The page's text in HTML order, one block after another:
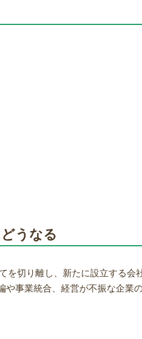
うなる
を切り離し、新たに設立する会
事業統合、経営が不振な企業